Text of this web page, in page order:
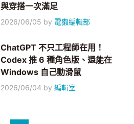
與穿搭一次滿足
2026/06/05 by 電獺編輯部
ChatGPT 不只工程師在用！
Codex 推 6 種角色版、還能在
Windows 自己動滑鼠
2026/06/04 by編輯室